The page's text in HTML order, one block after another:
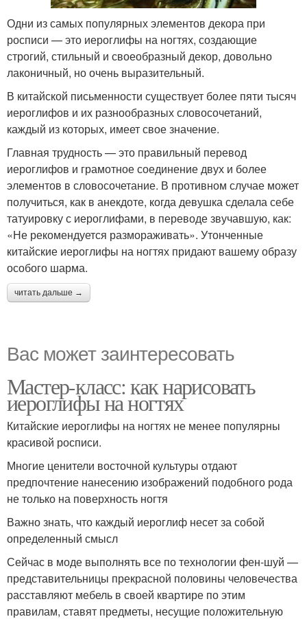
Одни из самых популярных элементов декора при
росписи — это иероглифы на ногтях, создающие
строгий, стильный и своеобразный декор, довольно
лаконичный, но очень выразительный.
В китайской письменности существует более пяти тысяч
иероглифов и их разнообразных словосочетаний,
каждый из которых, имеет свое значение.
Главная трудность — это правильный перевод
иероглифов и грамотное соединение двух и более
элементов в словосочетание. В противном случае может
получиться, как в анекдоте, когда девушка сделала себе
татуировку с иероглифами, в переводе звучавшую, как:
«Не рекомендуется размораживать». Утонченные
китайские иероглифы на ногтях придают вашему образу
особого шарма.
читать дальше →
Вас может заинтересовать
Мастер-класс: как нарисовать
иероглифы на ногтях
Китайские иероглифы на ногтях не менее популярны
красивой росписи.
Многие ценители восточной культуры отдают
предпочтение нанесению изображений подобного рода
не только на поверхность ногтя
Важно знать, что каждый иероглиф несет за собой
определенный смысл
Сейчас в моде выполнять все по технологии фен-шуй —
представительницы прекрасной половины человечества
расставляют мебель в своей квартире по этим
правилам, ставят предметы, несущие положительную